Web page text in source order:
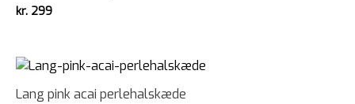
kr. 299
Lang pink acai perlehalskæde